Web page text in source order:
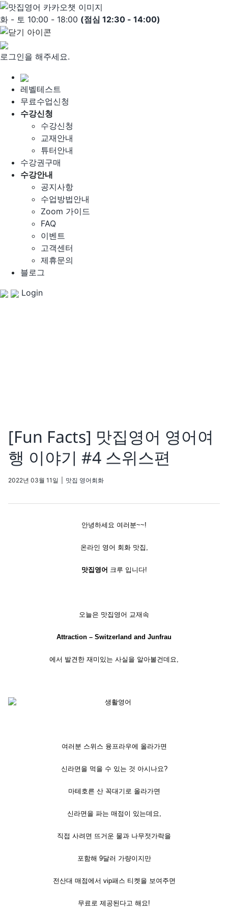
Skip
to
content
화 - 토 10:00 - 18:00 (점심 12:30 - 14:00)
로그인을 해주세요.
레벨테스트
무료수업신청
수강신청
수강신청
교재안내
튜터안내
수강권구매
수강안내
공지사항
수업방법안내
Zoom 가이드
FAQ
이벤트
고객센터
제휴문의
블로그
Login
[Fun Facts] 맛집영어 영어여
행 이야기 #4 스위스편
2022년 03월 11일 맛집 영어회화
안녕하세요 여러분~~!
온라인 영어 회화 맛집,
맛집영어 크루 입니다!
​오늘은 맛집영어 교재속
Attraction – Switzerland and Junfrau
에서 발견한 재미있는 사실을 알아볼건데요,
여러분 스위스 융프라우에 올라가면
신라면을 먹을 수 있는 것 아시나요?
마테호른 산 꼭대기로 올라가면
신라면을 파는 매점이 있는데요,
직접 사려면 뜨거운 물과 나무젓가락을
포함해 9달러 가량이지만
전산대 매점에서 vip패스 티켓을 보여주면
무료로 제공된다고 해요!